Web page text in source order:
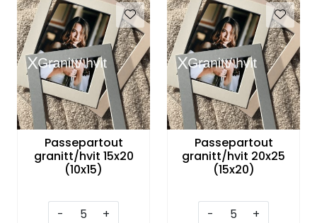
Passepartout
granitt/hvit 15x20
(10x15)
- +
Passepartout
granitt/hvit 20x25
(15x20)
- +
Malerier
Speil
Trykk av bilder/skilt og innramming
SOMMEROUTLET